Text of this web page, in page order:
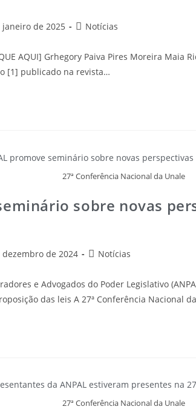
janeiro de 2025 Notícias
AQUI] Grhegory Paiva Pires Moreira Maia
[1] publicado na revista…
27ª Conferência Nacional da Unale
sobre novas
dezembro de 2024 Notícias
e Advogados do Poder Legislativo
das leis A 27ª Conferência Nacional
27ª Conferência Nacional da Unale